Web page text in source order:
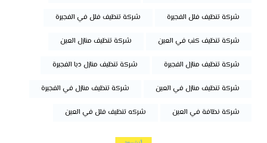
شركة تنظيف فلل الفجيرة شركة تنظيف فلل في الفجيرة
شركة تنظيف كنب في العين شركة تنظيف منازل العين
شركة تنظيف منازل الفجيرة شركة تنظيف منازل دبا الفجيرة
شركة تنظيف منازل في العين شركة تنظيف منازل في الفجيرة
شركة نظافة في العين شركه تنظيف فلل في العين